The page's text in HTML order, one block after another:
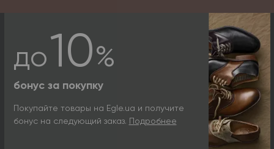
до10%
бонус за покупку
Покупайте товары на Egle.ua и получите
бонус на следующий заказ.
Подробнее